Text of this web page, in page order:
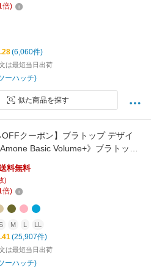
倍)
(6,060件)
は最短当日出荷
ーハッチ)
似た商品を探す
OFFクーポン】ブラトップ デザイ
Basic Volume+》ブラトップ
キャミ タンクトップ 盛れる 綿 カ
ナー ブラキャミ 補正 下着 レディ
商品【tu-hacci】
料無料
)
倍)
M L LL
(25,907件)
は最短当日出荷
ーハッチ)